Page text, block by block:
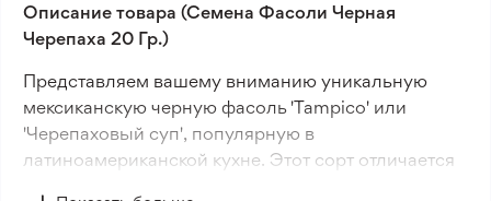
Описание товара (Семена Фасоли Черная
Черепаха 20 Гр.)
Представляем вашему вниманию уникальную
мексиканскую черную фасоль 'Tampico' или
'Черепаховый суп', популярную в
латиноамериканской кухне. Этот сорт отличается